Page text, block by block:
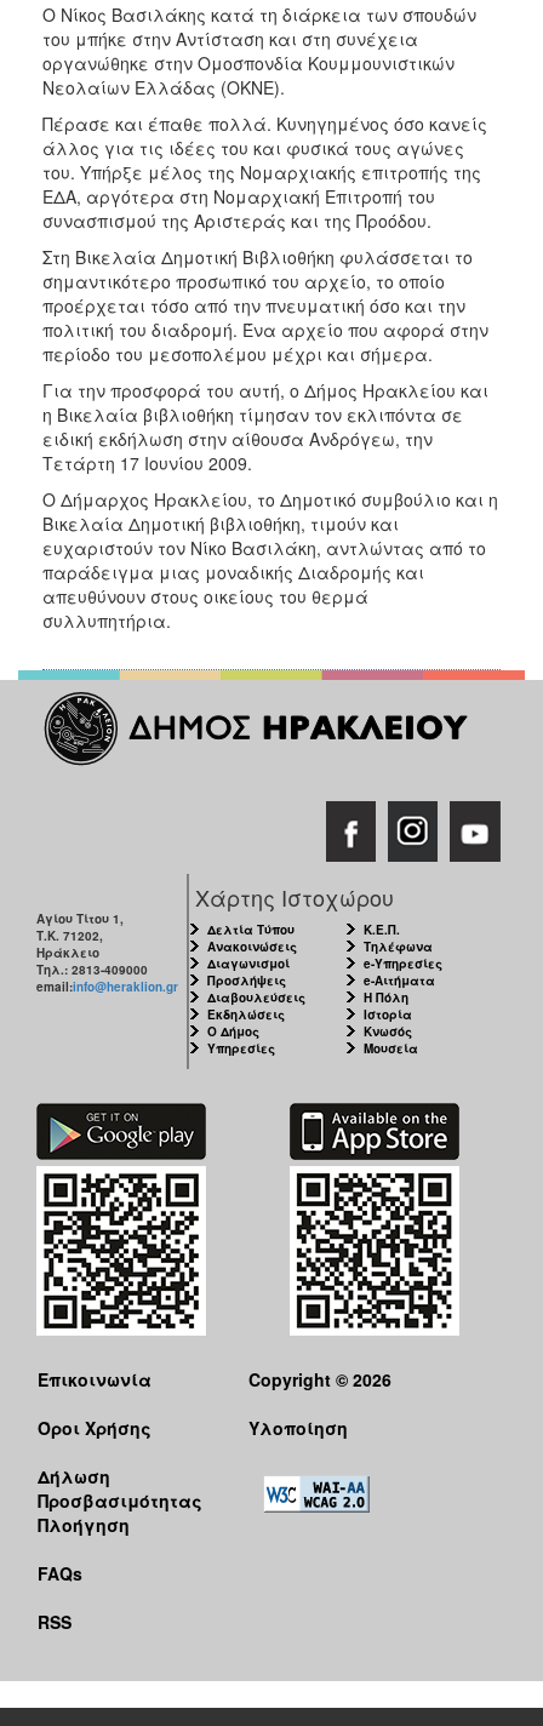
ΠΟΛΙΤΙΣΜΟΣ
ΑΝΘΕΚΤΙΚΗ
ΠΟΛΗ
Ο Νίκος Βασιλάκης κατά τη διάρκεια των σπουδών
του μπήκε στην Αντίσταση και στη συνέχεια
οργανώθηκε στην Ομοσπονδία Κουμμουνιστικών
Νεολαίων Ελλάδας (ΟΚΝΕ).
Πέρασε και έπαθε πολλά. Κυνηγημένος όσο κανείς
άλλος για τις ιδέες του και φυσικά τους αγώνες
του. Υπήρξε μέλος της Νομαρχιακής επιτροπής της
ΕΔΑ, αργότερα στη Νομαρχιακή Επιτροπή του
συνασπισμού της Αριστεράς και της Προόδου.
Στη Βικελαία Δημοτική Βιβλιοθήκη φυλάσσεται το
σημαντικότερο προσωπικό του αρχείο, το οποίο
προέρχεται τόσο από την πνευματική όσο και την
πολιτική του διαδρομή. Ένα αρχείο που αφορά στην
περίοδο του μεσοπολέμου μέχρι και σήμερα.
Για την προσφορά του αυτή, ο Δήμος Ηρακλείου και
η Βικελαία βιβλιοθήκη τίμησαν τον εκλιπόντα σε
ειδική εκδήλωση στην αίθουσα Ανδρόγεω, την
Τετάρτη 17 Ιουνίου 2009.
Ο Δήμαρχος Ηρακλείου, το Δημοτικό συμβούλιο και η
Βικελαία Δημοτική βιβλιοθήκη, τιμούν και
ευχαριστούν τον Νίκο Βασιλάκη, αντλώντας από το
παράδειγμα μιας μοναδικής Διαδρομής και
απευθύνουν στους οικείους του θερμά
συλλυπητήρια.
Αγίου Τίτου 1,
Τ.Κ. 71202,
Ηράκλειο
Τηλ.: 2813-409000
email:info@heraklion.gr
Χάρτης Ιστοχώρου
Δελτία Τύπου
Ανακοινώσεις
Διαγωνισμοί
Προσλήψεις
Διαβουλεύσεις
Εκδηλώσεις
Ο Δήμος
Υπηρεσίες
Κ.Ε.Π.
Τηλέφωνα
e-Υπηρεσίες
e-Αιτήματα
Η Πόλη
Ιστορία
Κνωσός
Μουσεία
Επικοινωνία
Όροι Χρήσης
Δήλωση
Προσβασιμότητας
Πλοήγηση
FAQs
RSS
Copyright © 2026
Υλοποίηση